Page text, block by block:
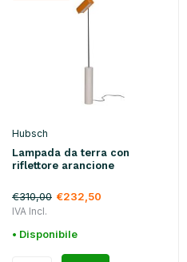
Hubsch
Lampada da terra con
riflettore arancione
€310,00 €232,50
IVA Incl.
• Disponibile